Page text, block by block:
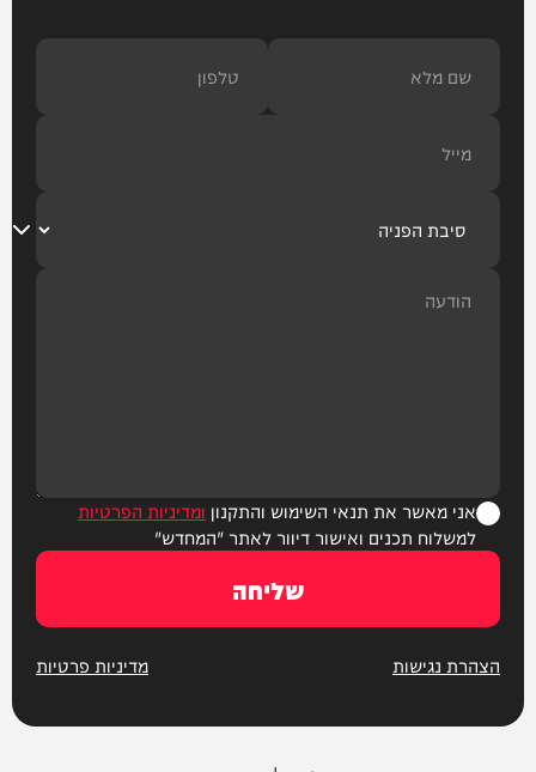
אני מאשר את תנאי השימוש והתקנון ומדיניות הפרטיות
למשלוח תכנים ואישור דיוור לאתר "המחדש"
שליחה
הצהרת נגישות מדיניות פרטיות